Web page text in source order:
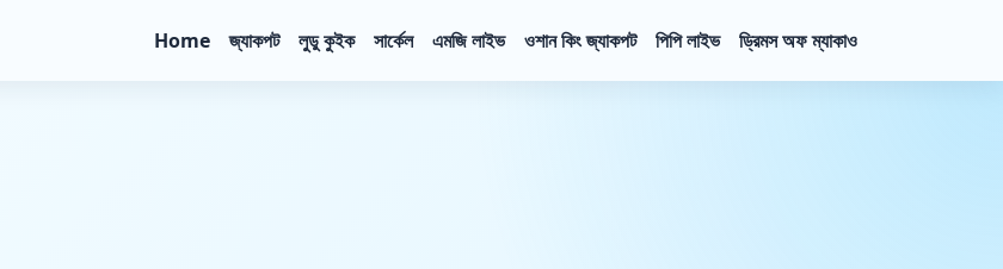
Home জ্যাকপট লুডু কুইক সার্কেল এমজি লাইভ ওশান কিং জ্যাকপট পিপি লাইভ ড্রিমস অফ ম্যাকাও